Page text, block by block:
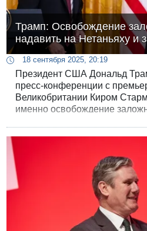
Трамп: Освобождение
надавить на Нетаньяху и
18 сентября 2025, 20:19
Президент США Дональд
пресс-конференции с
Великобритании Киром
именно освобождение